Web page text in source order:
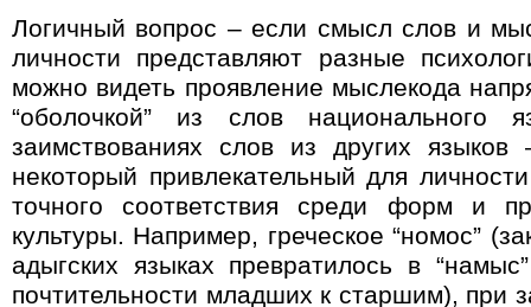
Логичный вопрос – если смысл слов и
личности представляют разные
можно видеть проявление мыслекода
“оболочкой” из слов национального
заимствованиях слов из других языков
некоторый привлекательный для
точного соответствия среди форм и
культуры. Например, греческое “номос”
адыгских языках превратилось в
почтительности младших к старшим), при